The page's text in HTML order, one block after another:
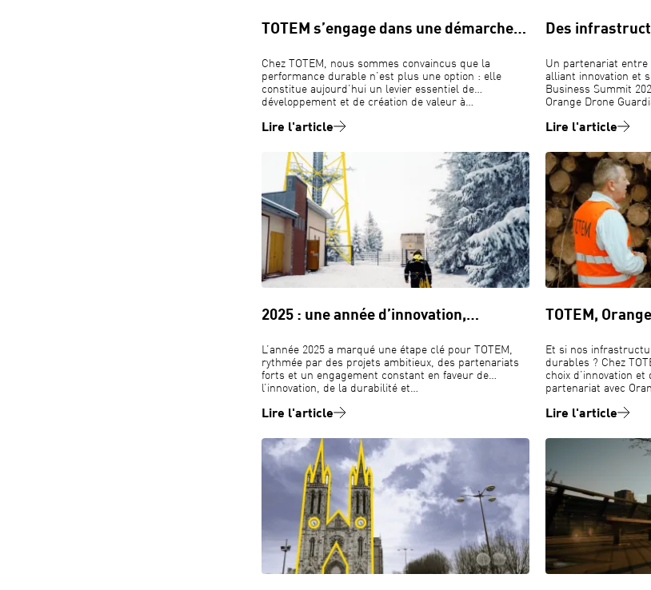
TOTEM s’engage dans une démarche…
Chez TOTEM, nous sommes convaincus que la
performance durable n’est plus une option : elle
constitue aujourd’hui un levier essentiel de
développement et de création de valeur à…
Lire l'article
Des
Un partenariat entre
alliant innovation et
Business Summit
Orange Drone
Lire l'article
2025 : une année d’innovation,…
L’année 2025 a marqué une étape clé pour TOTEM,
rythmée par des projets ambitieux, des partenariats
forts et un engagement constant en faveur de
l’innovation, de la durabilité et…
Lire l'article
TOTEM,
Et si nos
durables ? Chez
choix d’innovation
partenariat avec
Lire l'article